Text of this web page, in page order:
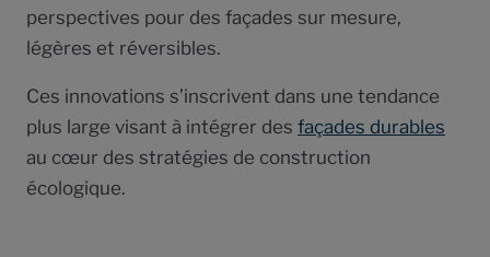
perspectives pour des façades sur mesure,
légères et réversibles.
Ces innovations s’inscrivent dans une tendance
plus large visant à intégrer des façades durables
au cœur des stratégies de construction
écologique.